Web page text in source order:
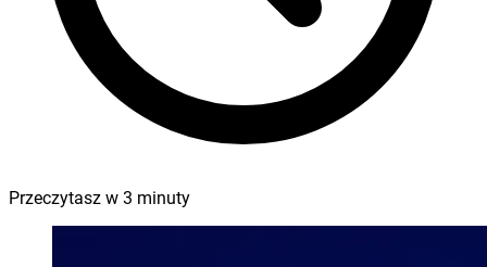
Przeczytasz w 3 minuty